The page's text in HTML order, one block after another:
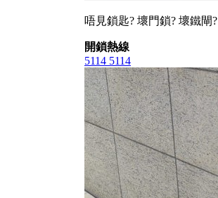
唔見鎖匙? 壞門鎖? 壞鐵閘?
開鎖熱線
5114 5114